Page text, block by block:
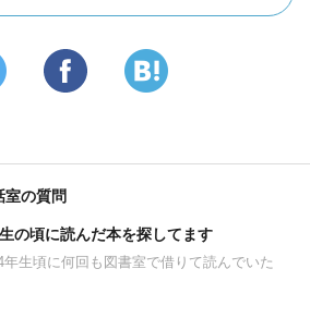
室の質問
の頃に読んだ本を探してます
年生頃に何回も図書室で借りて読んでいた